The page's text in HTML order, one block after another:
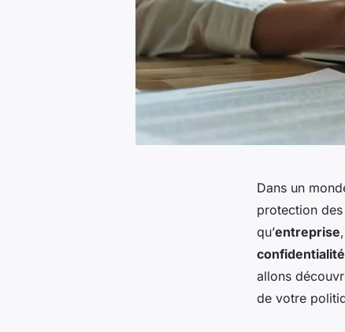
Dans un
protection des
qu’entreprise
confidentialité
allons
de votre